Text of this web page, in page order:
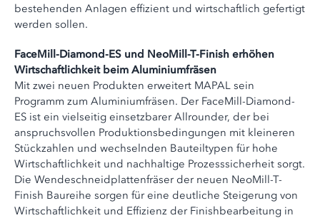
bestehenden Anlagen effizient und wirtschaftlich gefertigt
werden sollen.
FaceMill-Diamond-ES und NeoMill-T-Finish erhöhen
Wirtschaftlichkeit beim Aluminiumfräsen
Mit zwei neuen Produkten erweitert MAPAL sein
Programm zum Aluminiumfräsen. Der FaceMill-Diamond-
ES ist ein vielseitig einsetzbarer Allrounder, der bei
anspruchsvollen Produktionsbedingungen mit kleineren
Stückzahlen und wechselnden Bauteiltypen für hohe
Wirtschaftlichkeit und nachhaltige Prozesssicherheit sorgt.
Die Wendeschneidplattenfräser der neuen NeoMill-T-
Finish Baureihe sorgen für eine deutliche Steigerung von
Wirtschaftlichkeit und Effizienz der Finishbearbeitung in